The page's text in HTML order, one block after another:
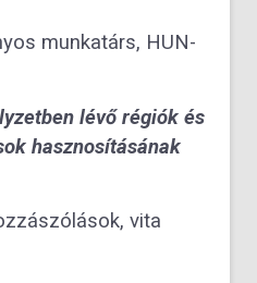
munkatárs, HUN-
lévő régiók és
hasznosításának
vita